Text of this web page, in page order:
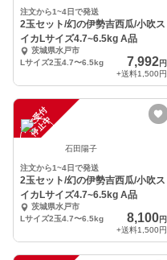
注文から1~4日で発送
2玉セット/幻の伊勢吉西瓜/小吹ス
イカLサイズ4.7~6.5kg A品
茨城県水戸市
Lサイズ2玉4.7〜6.5kg
7,992円
+送料1,500円
注
文
受
付
停
止
中
石田陽子
注文から1~4日で発送
2玉セット/幻の伊勢吉西瓜/小吹ス
イカLサイズ4.7~6.5kg A品
茨城県水戸市
Lサイズ2玉4.7〜6.5kg
8,100円
+送料1,500円